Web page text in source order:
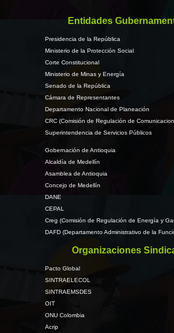
Entidades
Presidencia de la República
Ministerio de la Protección Social
Corte Constitucional
Ministerio de Minas y Energía
Senado de la República
Cámara de Representantes
Departamento Nacional de Planeación
CRC (Comisión de Regulación de
Superintendencia de Servicios Públicos
Gobernación de Antioquia
Alcaldía de Medellín
Asamblea de Antioquia
Concejo de Medellín
DANE
CEPAL
Creg (Comisión de Regulación de Energía y
DAFD (Departamento Administrativo de la
Organizaciones
Pacto Global
SINTRAELECOL
SINTRAEMSDES
OIT
ONU Colombia
Acrip